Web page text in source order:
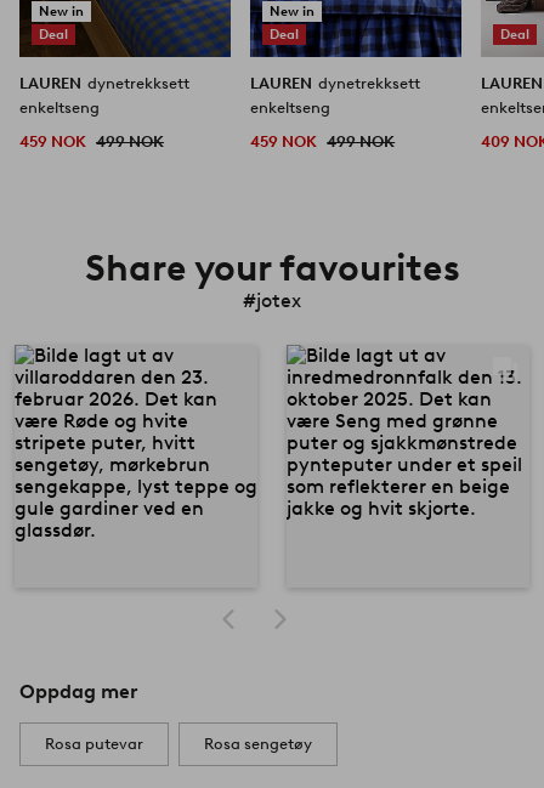
New in
Deal
LAUREN dynetrekksett
enkeltseng
459 NOK 499 NOK
New in
Deal
LAUREN dynetrekksett
enkeltseng
459 NOK 499 NOK
Deal
409
Share your favourites
#jotex
Oppdag mer
Rosa putevar Rosa sengetøy